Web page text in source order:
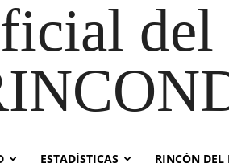
del
ESTADÍSTICAS RINCÓN